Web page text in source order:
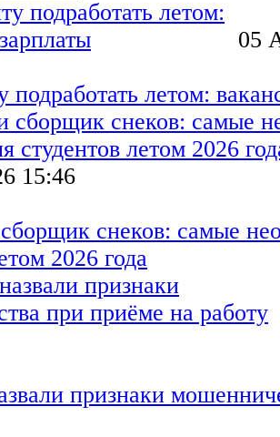
05
подработать летом:
15:46
снеков: самые
2026 года
признаки